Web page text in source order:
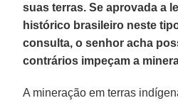
suas terras. Se aprovada a
histórico brasileiro neste
consulta, o senhor acha
contrários impeçam a
A mineração em terras